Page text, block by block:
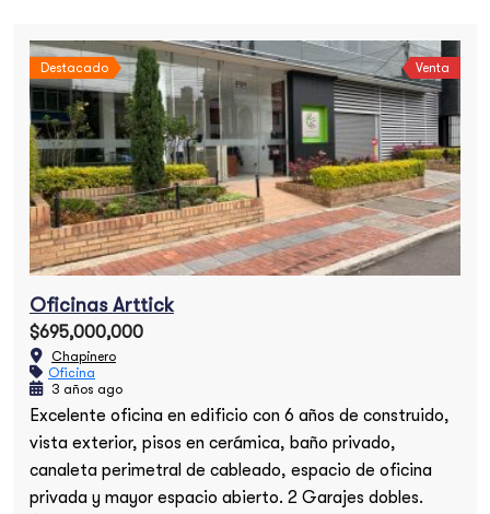
Destacado Venta
Oficinas Arttick
$695,000,000
Chapinero
Oficina
3 años ago
Excelente oficina en edificio con 6 años de construido,
vista exterior, pisos en cerámica, baño privado,
canaleta perimetral de cableado, espacio de oficina
privada y mayor espacio abierto. 2 Garajes dobles.